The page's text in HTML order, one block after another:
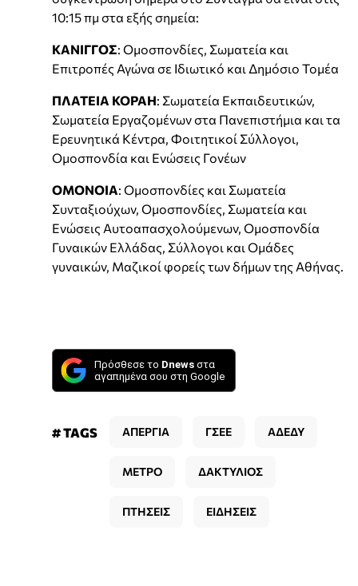
10:15 πμ στα εξής σημεία:
ΚΑΝΙΓΓΟΣ: Ομοσπονδίες, Σωματεία και
Επιτροπές Αγώνα σε Ιδιωτικό και Δημόσιο Τομέα
ΠΛΑΤΕΙΑ ΚΟΡΑΗ: Σωματεία Εκπαιδευτικών,
Σωματεία Εργαζομένων στα Πανεπιστήμια και τα
Ερευνητικά Κέντρα, Φοιτητικοί Σύλλογοι,
Ομοσπονδία και Ενώσεις Γονέων
ΟΜΟΝΟΙΑ: Ομοσπονδίες και Σωματεία
Συνταξιούχων, Ομοσπονδίες, Σωματεία και
Ενώσεις Αυτοαπασχολούμενων, Ομοσπονδία
Γυναικών Ελλάδας, Σύλλογοι και Ομάδες
γυναικών, Μαζικοί φορείς των δήμων της Αθήνας.
Πρόσθεσε το Dnews στα
αγαπημένα σου στη Google
# TAGS ΑΠΕΡΓΙΑ ΓΣΕΕ ΑΔΕΔΥ
ΜΕΤΡΟ ΔΑΚΤΥΛΙΟΣ
ΠΤΗΣΕΙΣ ΕΙΔΗΣΕΙΣ